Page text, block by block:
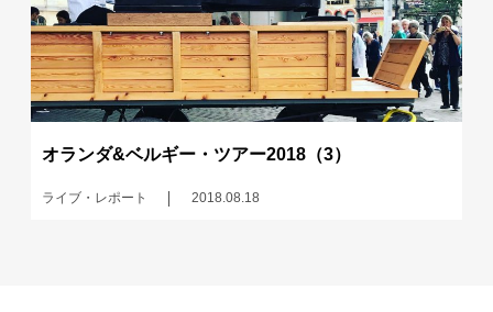
オランダ&ベルギー・ツアー2018（3）
ライブ・レポート 2018.08.18